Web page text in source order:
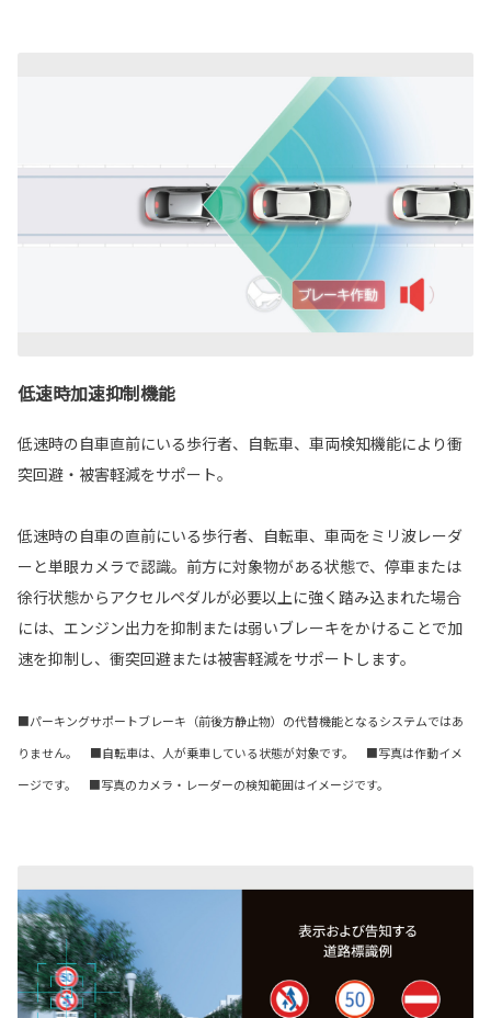
低速時加速抑制機能
低速時の自車直前にいる歩行者、自転車、車両検知機能により衝
突回避・被害軽減をサポート。
低速時の自車の直前にいる歩行者、自転車、車両をミリ波レーダ
ーと単眼カメラで認識。前方に対象物がある状態で、停車または
徐行状態からアクセルペダルが必要以上に強く踏み込まれた場合
には、エンジン出力を抑制または弱いブレーキをかけることで加
速を抑制し、衝突回避または被害軽減をサポートします。
■パーキングサポートブレーキ（前後方静止物）の代替機能となるシステムではあ
りません。 ■自転車は、人が乗車している状態が対象です。 ■写真は作動イメ
ージです。 ■写真のカメラ・レーダーの検知範囲はイメージです。